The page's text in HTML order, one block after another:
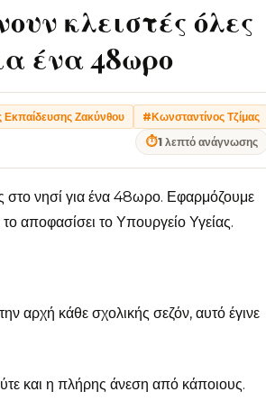
κλειστές όλες
ένα 48ωρο
Εκπαίδευσης Ζακύνθου #Κωνσταντίνος Τζίμας
⏱1 λεπτό ανάγνωσης
στο νησί για ένα 48ωρο. Εφαρμόζουμε
αποφασίσει το Υπουργείο Υγείας.
αρχή κάθε σχολικής σεζόν, αυτό έγινε
και η πλήρης άνεση από κάποιους.